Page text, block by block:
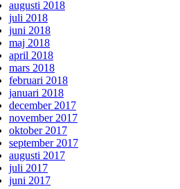
augusti 2018
juli 2018
juni 2018
maj 2018
april 2018
mars 2018
februari 2018
januari 2018
december 2017
november 2017
oktober 2017
september 2017
augusti 2017
juli 2017
juni 2017